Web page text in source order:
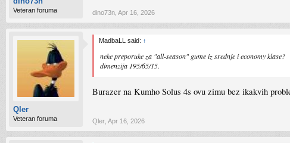
Veteran foruma dino73n Apr 16, 2026
Qler
Veteran foruma
MadbaLL said: ↑
neke preporuke za "all-season" gume iz srednje i economy klase?
dimenzija 195/65/15.
Burazer na Kumho Solus 4s ovu zimu bez ikakvih
Qler Apr 16, 2026